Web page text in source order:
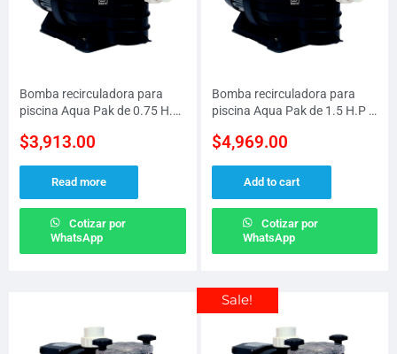
Bomba recirculadora para
piscina Aqua Pak de 0.75 H.P
$3,913.00
Read more
Cotizar por
WhatsApp
Bomba recirculadora para
piscina Aqua Pak de 1.5 H.P a
$4,969.00
Add to cart
Cotizar por
WhatsApp
Sale!